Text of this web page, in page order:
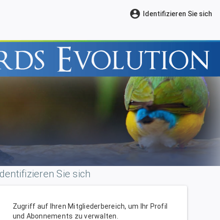
account_circle Identifizieren Sie sich
Sie sich
Zugriff auf Ihren Mitgliederbereich, um Ihr Profil
und Abonnements zu verwalten.